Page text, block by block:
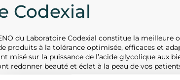
Codexial
du Laboratoire Codexial constitue la
produits à la tolérance optimisée, efficaces et
misé sur la puissance de l’acide glycolique aux
redonner beauté et éclat à la peau de vos